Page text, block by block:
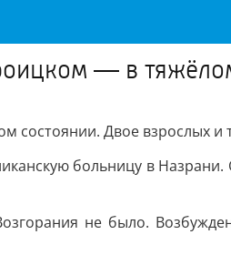
— в
состоянии. Двое взрослых
больницу в
не было.